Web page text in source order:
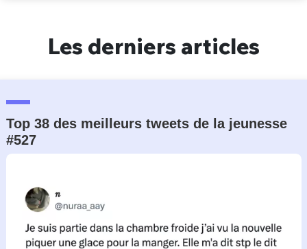
Les derniers articles
Top 38 des meilleurs tweets de la jeunesse
#527
Un Thread